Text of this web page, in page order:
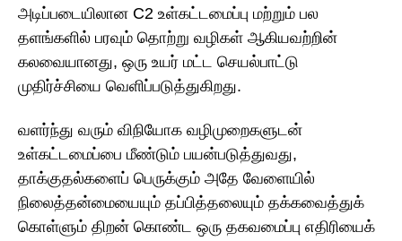
அடிப்படையிலான C2 உள்கட்டமைப்பு மற்றும் பல
தளங்களில் பரவும் தொற்று வழிகள் ஆகியவற்றின்
கலவையானது, ஒரு உயர் மட்ட செயல்பாட்டு
முதிர்ச்சியை வெளிப்படுத்துகிறது.
வளர்ந்து வரும் விநியோக வழிமுறைகளுடன்
உள்கட்டமைப்பை மீண்டும் பயன்படுத்துவது,
தாக்குதல்களைப் பெருக்கும் அதே வேளையில்
நிலைத்தன்மையையும் தப்பித்தலையும் தக்கவைத்துக்
கொள்ளும் திறன் கொண்ட ஒரு தகவமைப்பு எதிரியைக்